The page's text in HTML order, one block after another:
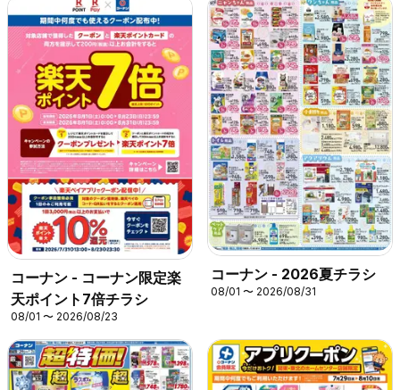
コーナン - コーナン限定楽
天ポイント7倍チラシ
08/01 〜 2026/08/23
コーナン - 2026夏チラシ
08/01 〜 2026/08/31